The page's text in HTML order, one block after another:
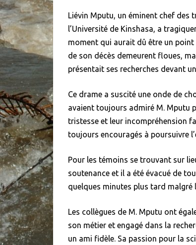
Liévin Mputu, un éminent chef des
l’Université de Kinshasa, a
moment qui aurait dû être un point
de son décès demeurent floues,
présentait ses recherches devant
Ce drame a suscité une onde de
avaient toujours admiré M. Mputu
tristesse et leur incompréhension
toujours encouragés à poursuivre
Pour les témoins se trouvant sur
soutenance et il a été évacué de
quelques minutes plus tard
Les collègues de M. Mputu ont
son métier et engagé dans la
un ami fidèle. Sa passion pour la